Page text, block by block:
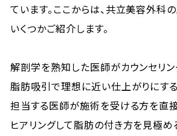
ています。ここからは、共立美容外科
いくつかご紹介します。
解剖学を熟知した医師がカウンセリ
脂肪吸引で理想に近い仕上がりにす
担当する医師が施術を受ける方を直
ヒアリングして脂肪の付き方を見極め